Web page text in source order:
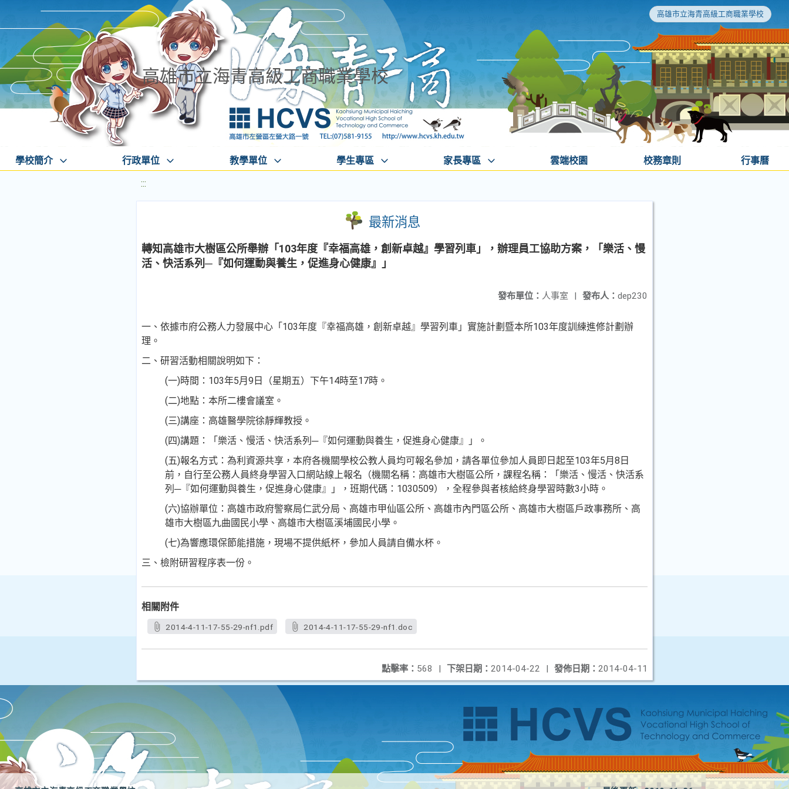
高雄市立海青高級工商職業學校
高雄市立海青高級工商職業學校
學校簡介 行政單位 教學單位 學生專區 家長專區 雲端校園 校務章則 行事曆
:::
最新消息
轉知高雄市大樹區公所舉辦「103年度『幸福高雄，創新卓越』學習列車」，辦理員工協助方案，「樂活、慢
活、快活系列─『如何運動與養生，促進身心健康』」
發布人： dep230
發布單位： 人事室 |
一、依據市府公務人力發展中心「103年度『幸福高雄，創新卓越』學習列車」實施計劃暨本所103年度訓練進修計劃辦
理。
二、研習活動相關說明如下：
(一)時間：103年5月9日（星期五）下午14時至17時。
(二)地點：本所二樓會議室。
(三)講座：高雄醫學院徐靜輝教授。
(四)講題：「樂活、慢活、快活系列─『如何運動與養生， 促進身心健康』」。
(五)報名方式：為利資源共享，本府各機關學校公教人員均可報名參加，請各單位參加人員即日起至103年5月8日
前，自行至公務人員終身學習入口網站線上報名（機關名稱：高雄市大樹區公所，課程名稱：「樂活、慢活、 快活系
列─『如何運動與養生，促進身心健康』」，班期代碼：1030509），全程參與者核給終身學習時數3小時。
(六)協辦單位：高雄市政府警察局仁武分局、高雄市甲仙區公所、高雄市內門區公所、高雄市大樹區戶政事務所、 高
雄市大樹區九曲國民小學、高雄市大樹區溪埔國民小學。
(七)為響應環保節能措施，現場不提供紙杯，參加人員請自備水杯。
三、檢附研習程序表一份。
相關附件
2014-4-11-17-55-29-nf1.pdf 2014-4-11-17-55-29-nf1.doc
發佈日期： 2014-04-11
下架日期： 2014-04-22 |
點擊率： 568 |